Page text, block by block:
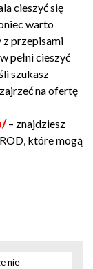
cieszyć się
warto
z przepisami
pełni cieszyć
szukasz
na ofertę
– znajdziesz
które mogą
nie